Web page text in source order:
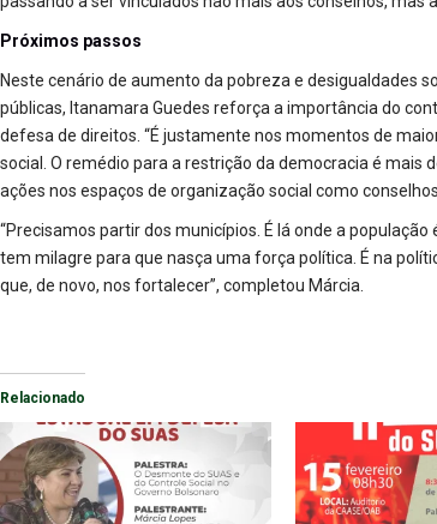
Próximos passos
Neste cenário de aumento da pobreza e desigualdades
públicas, Itanamara Guedes reforça a importância do
defesa de direitos. “É justamente nos momentos de
social. O remédio para a restrição da democracia é mais
ações nos espaços de organização social como
“Precisamos partir dos municípios. É lá onde a
tem milagre para que nasça uma força política. É na
que, de novo, nos fortalecer”, completou Márcia.
Relacionado